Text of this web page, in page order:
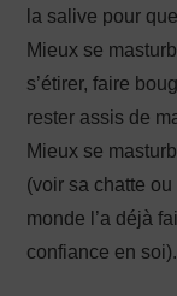
la salive pour
Mieux se
s’étirer, faire
rester assis de
Mieux se
(voir sa chatte
monde l’a déjà
confiance en soi).